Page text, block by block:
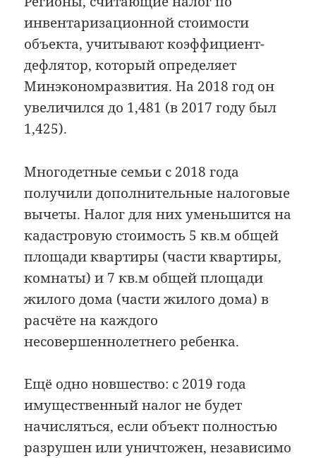
инвентаризационной стоимости
объекта, учитывают коэффициент-
дефлятор, который определяет
Минэкономразвития. На 2018 год он
увеличился до 1,481 (в 2017 году был
1,425).
Многодетные семьи с 2018 года
получили дополнительные налоговые
вычеты. Налог для них уменьшится на
кадастровую стоимость 5 кв.м общей
площади квартиры (части квартиры,
комнаты) и 7 кв.м общей площади
жилого дома (части жилого дома) в
расчёте на каждого
несовершеннолетнего ребенка.
Ещё одно новшество: с 2019 года
имущественный налог не будет
начисляться, если объект полностью
разрушен или уничтожен, независимо